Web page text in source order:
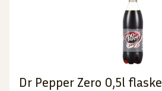
Dr Pepper Zero 0,5l flaske